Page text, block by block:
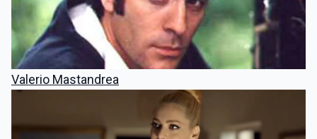
Valerio Mastandrea